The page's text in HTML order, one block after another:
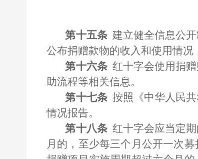
第十五条 建立健全信息公
公布捐赠款物的收入和使用情况
第十六条 红十字会使用捐
助流程等相关信息。
第十七条 按照《中华人民
情况报告。
第十八条 红十字会应当定
月的，至少每三个月公开一次